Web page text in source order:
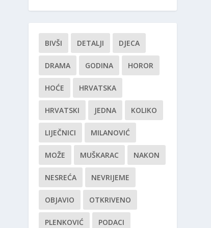
BIVŠI DETALJI DJECA
DRAMA GODINA HOROR
HOĆE HRVATSKA
HRVATSKI JEDNA KOLIKO
LIJEČNICI MILANOVIĆ
MOŽE MUŠKARAC NAKON
NESREĆA NEVRIJEME
OBJAVIO OTKRIVENO
PLENKOVIĆ PODACI